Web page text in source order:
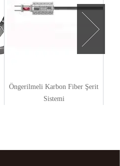
Öngerilmeli Karbon Fiber Şerit
Sistemi